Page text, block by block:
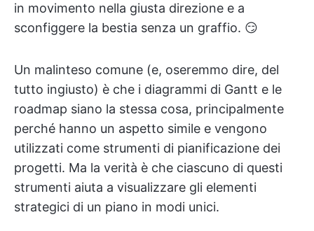
in movimento nella giusta direzione e a
sconfiggere la bestia senza un graffio. 😏
Un malinteso comune (e, oseremmo dire, del
tutto ingiusto) è che i diagrammi di Gantt e le
roadmap siano la stessa cosa, principalmente
perché hanno un aspetto simile e vengono
utilizzati come strumenti di pianificazione dei
progetti. Ma la verità è che ciascuno di questi
strumenti aiuta a visualizzare gli elementi
strategici di un piano in modi unici.